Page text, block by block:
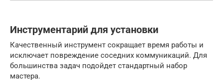
Инструментарий для установки
Качественный инструмент сокращает время работы и
исключает повреждение соседних коммуникаций. Для
большинства задач подойдет стандартный набор
мастера.